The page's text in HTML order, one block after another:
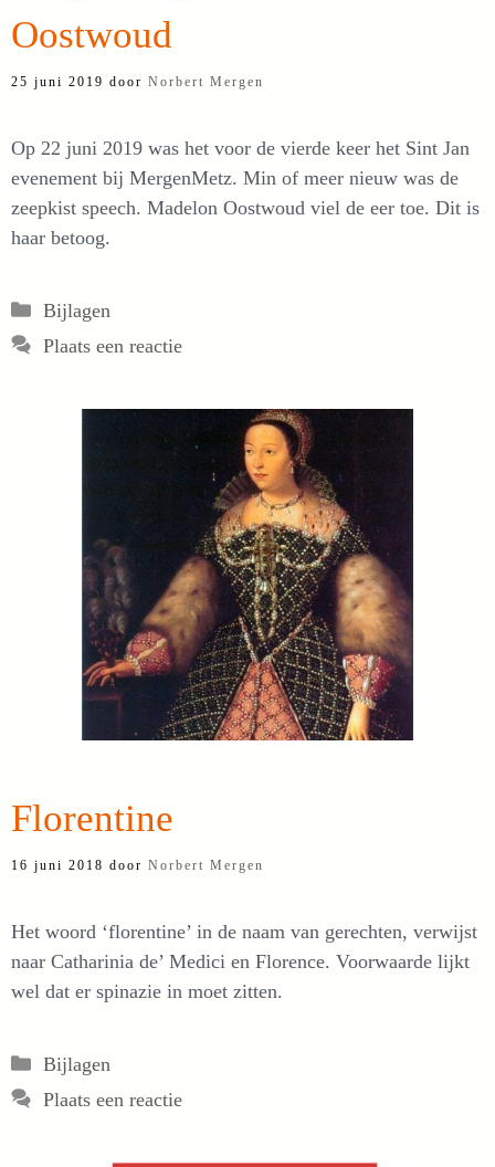
Oostwoud
25 juni 2019 door Norbert Mergen
Op 22 juni 2019 was het voor de vierde keer het Sint Jan
evenement bij MergenMetz. Min of meer nieuw was de
zeepkist speech. Madelon Oostwoud viel de eer toe. Dit is
haar betoog.
Categorieën
Bijlagen
Plaats een reactie
Florentine
16 juni 2018 door Norbert Mergen
Het woord ‘florentine’ in de naam van gerechten, verwijst
naar Catharinia de’ Medici en Florence. Voorwaarde lijkt
wel dat er spinazie in moet zitten.
Categorieën
Bijlagen
Plaats een reactie